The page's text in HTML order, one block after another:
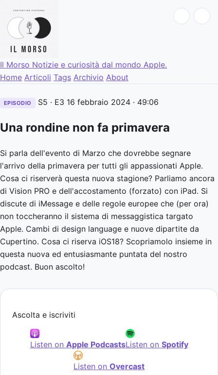
Il Morso Notizie e curiosità dal mondo Apple.
Home Articoli Tags Archivio About
EPISODIO S5 · E3 16 febbraio 2024 · 49:06
Una rondine non fa primavera
Si parla dell'evento di Marzo che dovrebbe segnare
l'arrivo della primavera per tutti gli appassionati Apple.
Cosa ci riserverà questa nuova stagione? Parliamo ancora
di Vision PRO e dell'accostamento (forzato) con iPad. Si
discute di iMessage e delle regole europee che (per ora)
non toccheranno il sistema di messaggistica targato
Apple. Cambi di design language e nuove dipartite da
Cupertino. Cosa ci riserva iOS18? Scopriamolo insieme in
questa nuova ed entusiasmante puntata del nostro
podcast. Buon ascolto!
Ascolta e iscriviti
Listen on Apple PodcastsListen on Spotify
Listen on Overcast